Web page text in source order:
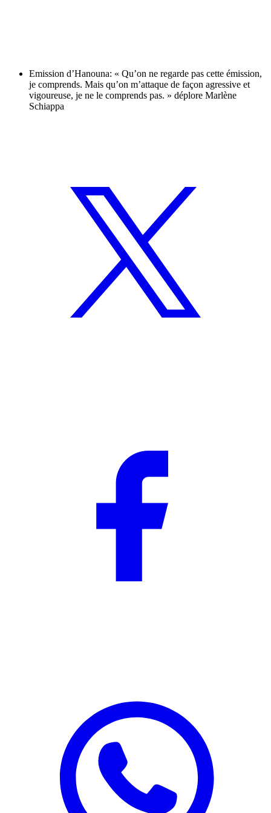
Emission d’Hanouna: « Qu’on ne regarde pas cette émission,
je comprends. Mais qu’on m’attaque de façon agressive et
vigoureuse, je ne le comprends pas. » déplore Marlène
Schiappa